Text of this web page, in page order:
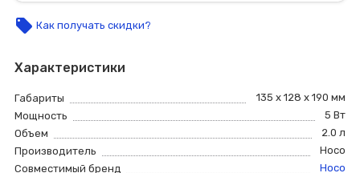
local_offer Как получать скидки?
Характеристики
Габариты
135 х 128 х 190 мм
Мощность
5 Вт
Объем
2.0 л
Производитель
Hoco
Совместимый бренд
Hoco